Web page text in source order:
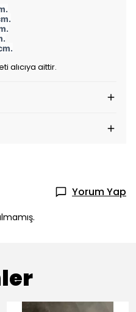
alıcıya aittir.
Yorum Yap